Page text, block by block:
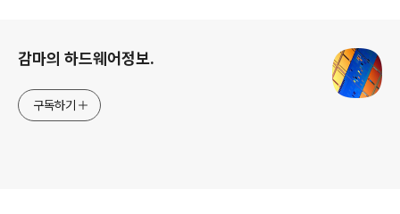
감마의 하드웨어정보.
구독하기